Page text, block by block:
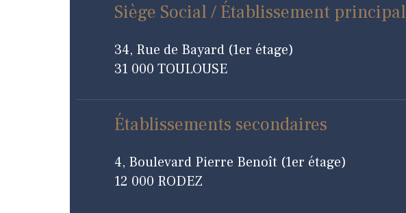
Siège Social / Établissement principal
34, Rue de Bayard (1er étage)
31 000 TOULOUSE
Établissements secondaires
4, Boulevard Pierre Benoît (1er étage)
12 000 RODEZ